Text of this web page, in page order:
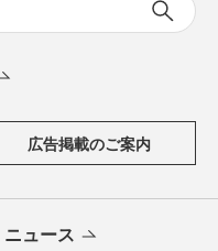
広告掲載のご案内
ニュース